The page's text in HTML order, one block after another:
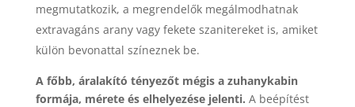
megmutatkozik, a megrendelők megálmodhatnak
extravagáns arany vagy fekete szanitereket is, amiket
külön bevonattal színeznek be.
A főbb, áralakító tényezőt mégis a zuhanykabin
formája, mérete és elhelyezése jelenti. A beépítést